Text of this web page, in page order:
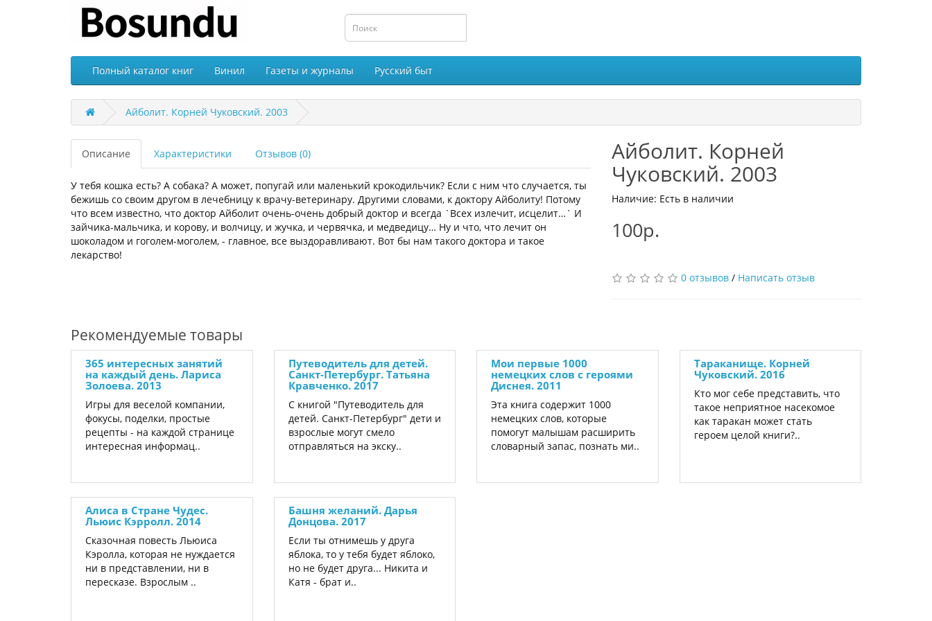
Полный каталог книг Винил Газеты и журналы Русский быт
Айболит. Корней Чуковский. 2003
Описание Характеристики Отзывов (0)
У тебя кошка есть? А собака? А может, попугай или маленький крокодильчик? Если с ним что случается, ты
бежишь со своим другом в лечебницу к врачу-ветеринару. Другими словами, к доктору Айболиту! Потому
что всем известно, что доктор Айболит очень-очень добрый доктор и всегда `Всех излечит, исцелит…` И
зайчика-мальчика, и корову, и волчицу, и жучка, и червячка, и медведицу… Ну и что, что лечит он
шоколадом и гоголем-моголем, - главное, все выздоравливают. Вот бы нам такого доктора и такое
лекарство!
Айболит. Корней
Чуковский. 2003
Наличие: Есть в наличии
100р.
0 отзывов / Написать отзыв
Рекомендуемые товары
365 интересных занятий
на каждый день. Лариса
Золоева. 2013
Игры для веселой компании,
фокусы, поделки, простые
рецепты - на каждой странице
интересная информац..
Путеводитель для детей.
Санкт-Петербург. Татьяна
Кравченко. 2017
С книгой "Путеводитель для
детей. Санкт-Петербург" дети и
взрослые могут смело
отправляться на экску..
Мои первые 1000
немецких слов с героями
Диснея. 2011
Эта книга содержит 1000
немецких слов, которые
помогут малышам расширить
словарный запас, познать ми..
Тараканище. Корней
Чуковский. 2016
Кто мог себе представить, что
такое неприятное насекомое
как таракан может стать
героем целой книги?..
Алиса в Стране Чудес.
Льюис Кэрролл. 2014
Сказочная повесть Льюиса
Кэролла, которая не нуждается
ни в представлении, ни в
пересказе. Взрослым ..
Башня желаний. Дарья
Донцова. 2017
Если ты отнимешь у друга
яблока, то у тебя будет яблоко,
но не будет друга... Никита и
Катя - брат и..